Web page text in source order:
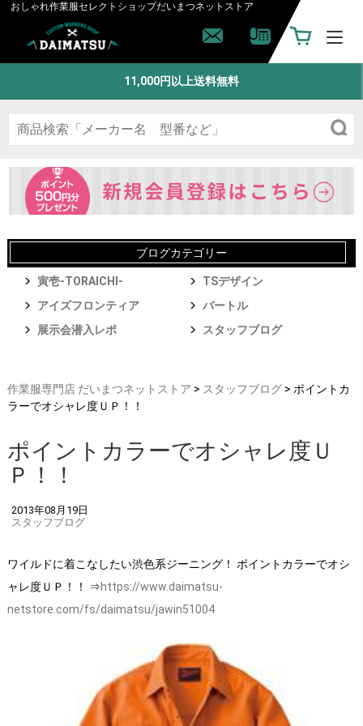
おしゃれ作業服セレクトショップだいまつネットストア
11,000円以上送料無料
ブログカテゴリー
寅壱-TORAICHI-
TSデザイン
アイズフロンティア
バートル
展示会潜入レポ
スタッフブログ
作業服専門店 だいまつネットストア > スタッフブログ> ポイントカ
ラーでオシャレ度ＵＰ！！
ポイントカラーでオシャレ度Ｕ
Ｐ！！
2013年08月19日
スタッフブログ
ワイルドに着こなしたい渋色系ジーニング！ ポイントカラーでオシ
ャレ度ＵＰ！！ ⇒https://www.daimatsu-
netstore.com/fs/daimatsu/jawin51004